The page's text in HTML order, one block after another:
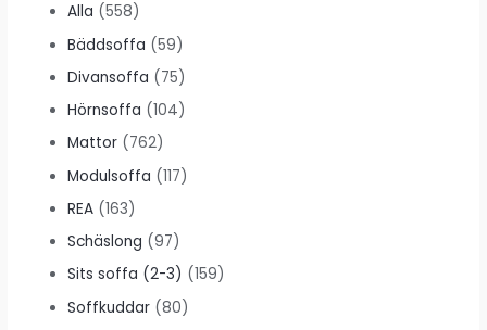
Alla (558)
Bäddsoffa (59)
Divansoffa (75)
Hörnsoffa (104)
Mattor (762)
Modulsoffa (117)
REA (163)
Schäslong (97)
Sits soffa (2-3) (159)
Soffkuddar (80)